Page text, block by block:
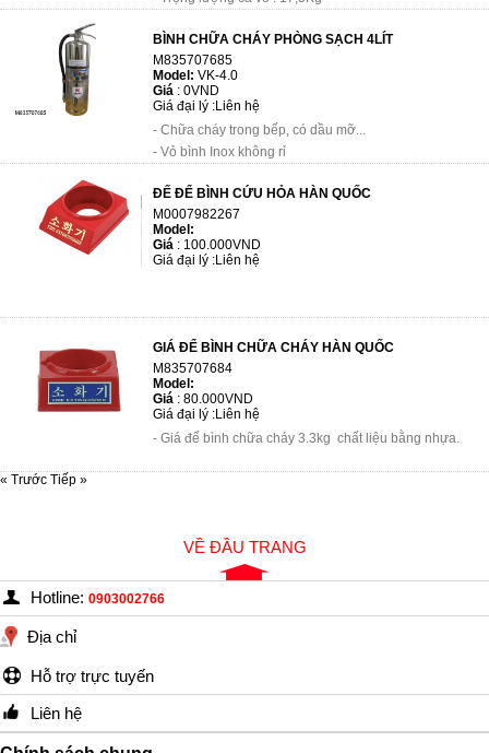
BÌNH CHỮA CHÁY PHÒNG SẠCH 4LÍT
M835707685
Model: VK-4.0
Giá : 0VND
Giá đại lý :Liên hệ
- Chữa cháy trong bếp, có dầu mỡ...
- Vỏ bình Inox không rỉ
ĐẾ ĐỂ BÌNH CỨU HỎA HÀN QUỐC
M0007982267
Model:
Giá : 100.000VND
Giá đại lý :Liên hệ
GIÁ ĐỂ BÌNH CHỮA CHÁY HÀN QUỐC
M835707684
Model:
Giá : 80.000VND
Giá đại lý :Liên hệ
- Giá để bình chữa cháy 3.3kg chất liệu bằng nhựa.
« Trước Tiếp »
VỀ ĐẦU TRANG
Hotline: 0903002766
Địa chỉ
Hỗ trợ trực tuyến
Liên hệ